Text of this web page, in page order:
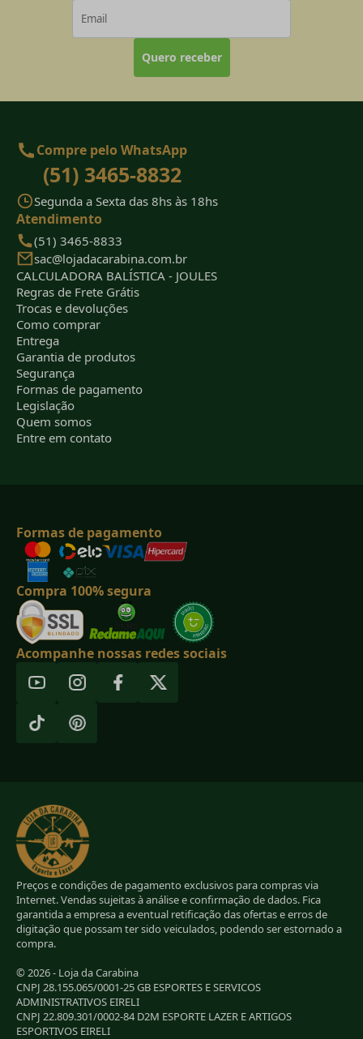
Quero receber
Compre pelo WhatsApp
(51) 3465-8832
Segunda a Sexta das 8hs às 18hs
Atendimento
(51) 3465-8833
sac@lojadacarabina.com.br
CALCULADORA BALÍSTICA - JOULES
Regras de Frete Grátis
Trocas e devoluções
Como comprar
Entrega
Garantia de produtos
Segurança
Formas de pagamento
Legislação
Quem somos
Entre em contato
Formas de pagamento
Compra 100% segura
Acompanhe nossas redes sociais
Preços e condições de pagamento exclusivos para compras via
Internet. Vendas sujeitas à análise e confirmação de dados. Fica
garantida a empresa a eventual retificação das ofertas e erros de
digitação que possam ter sido veiculados, podendo ser estornado a
compra.
© 2026 - Loja da Carabina
CNPJ 28.155.065/0001-25 GB ESPORTES E SERVICOS
ADMINISTRATIVOS EIRELI
CNPJ 22.809.301/0002-84 D2M ESPORTE LAZER E ARTIGOS
ESPORTIVOS EIRELI